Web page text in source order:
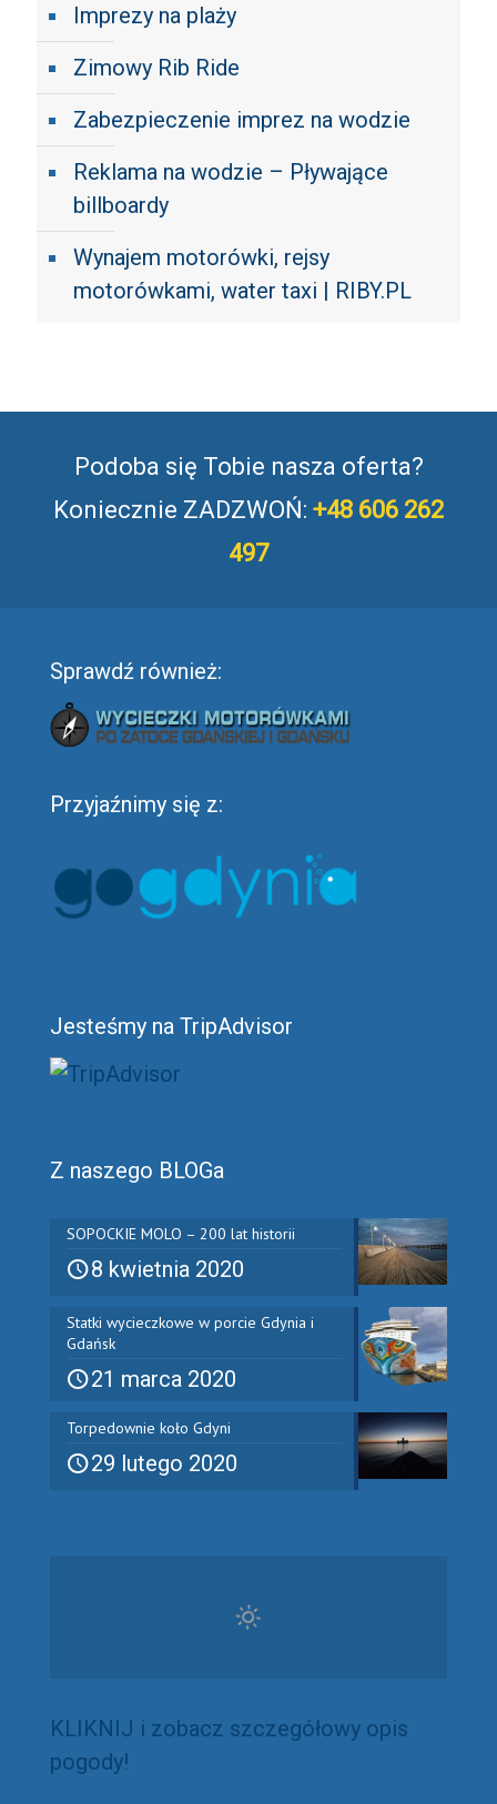
Imprezy na plaży
Zimowy Rib Ride
Zabezpieczenie imprez na wodzie
Reklama na wodzie – Pływające
billboardy
Wynajem motorówki, rejsy
motorówkami, water taxi | RIBY.PL
Podoba się Tobie nasza oferta?
Koniecznie ZADZWOŃ: +48 606 262
497
Sprawdź również:
Przyjaźnimy się z:
Jesteśmy na TripAdvisor
Z naszego BLOGa
SOPOCKIE MOLO – 200 lat historii
8 kwietnia 2020
Statki wycieczkowe w porcie Gdynia i
Gdańsk
21 marca 2020
Torpedownie koło Gdyni
29 lutego 2020
KLIKNIJ i zobacz szczegółowy opis
pogody!